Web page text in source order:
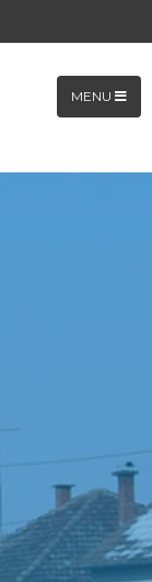
MENU